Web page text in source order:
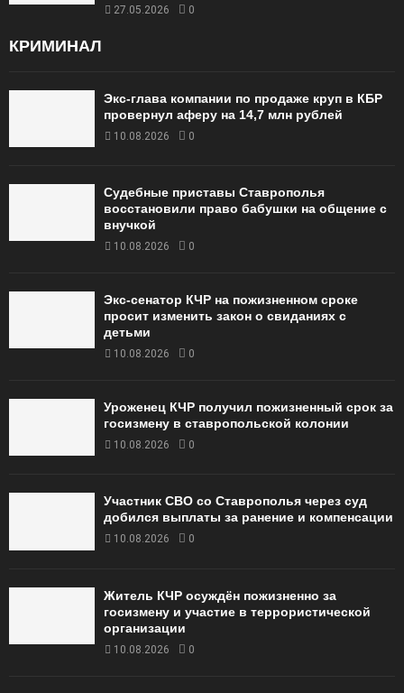
27.05.2026 0
КРИМИНАЛ
Экс-глава компании по продаже круп в КБР
провернул аферу на 14,7 млн рублей
10.08.2026 0
Судебные приставы Ставрополья
восстановили право бабушки на общение с
внучкой
10.08.2026 0
Экс-сенатор КЧР на пожизненном сроке
просит изменить закон о свиданиях с
детьми
10.08.2026 0
Уроженец КЧР получил пожизненный срок за
госизмену в ставропольской колонии
10.08.2026 0
Участник СВО со Ставрополья через суд
добился выплаты за ранение и компенсации
10.08.2026 0
Житель КЧР осуждён пожизненно за
госизмену и участие в террористической
организации
10.08.2026 0